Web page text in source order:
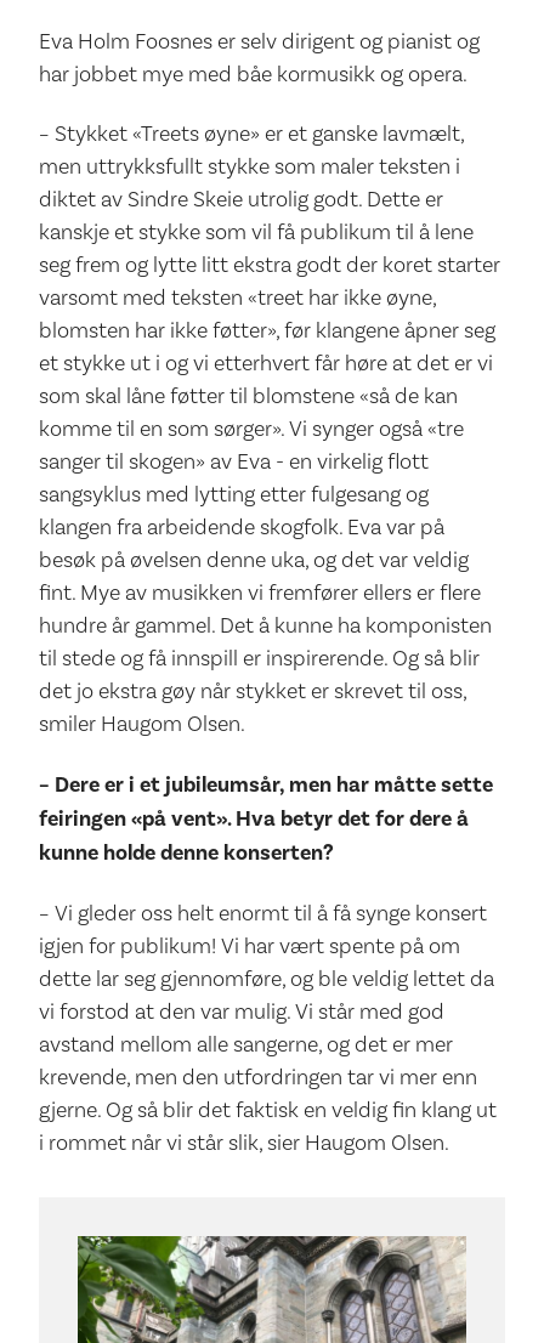
Eva Holm Foosnes er selv dirigent og pianist og
har jobbet mye med båe kormusikk og opera.
– Stykket «Treets øyne» er et ganske lavmælt,
men uttrykksfullt stykke som maler teksten i
diktet av Sindre Skeie utrolig godt. Dette er
kanskje et stykke som vil få publikum til å lene
seg frem og lytte litt ekstra godt der koret starter
varsomt med teksten «treet har ikke øyne,
blomsten har ikke føtter», før klangene åpner seg
et stykke ut i og vi etterhvert får høre at det er vi
som skal låne føtter til blomstene «så de kan
komme til en som sørger». Vi synger også «tre
sanger til skogen» av Eva - en virkelig flott
sangsyklus med lytting etter fulgesang og
klangen fra arbeidende skogfolk. Eva var på
besøk på øvelsen denne uka, og det var veldig
fint. Mye av musikken vi fremfører ellers er flere
hundre år gammel. Det å kunne ha komponisten
til stede og få innspill er inspirerende. Og så blir
det jo ekstra gøy når stykket er skrevet til oss,
smiler Haugom Olsen.
– Dere er i et jubileumsår, men har måtte sette
feiringen «på vent». Hva betyr det for dere å
kunne holde denne konserten?
– Vi gleder oss helt enormt til å få synge konsert
igjen for publikum! Vi har vært spente på om
dette lar seg gjennomføre, og ble veldig lettet da
vi forstod at den var mulig. Vi står med god
avstand mellom alle sangerne, og det er mer
krevende, men den utfordringen tar vi mer enn
gjerne. Og så blir det faktisk en veldig fin klang ut
i rommet når vi står slik, sier Haugom Olsen.